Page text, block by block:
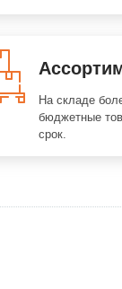
На складе
бюджетные
срок.